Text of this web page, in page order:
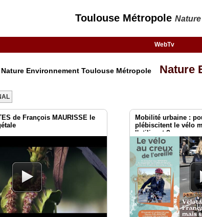
Toulouse Métropole
WebTv
Environnement Toulouse Métropole Nature
de François MAURISSE le
Mobilité urbaine :
plébiscitent le vélo
l'utilisent ?